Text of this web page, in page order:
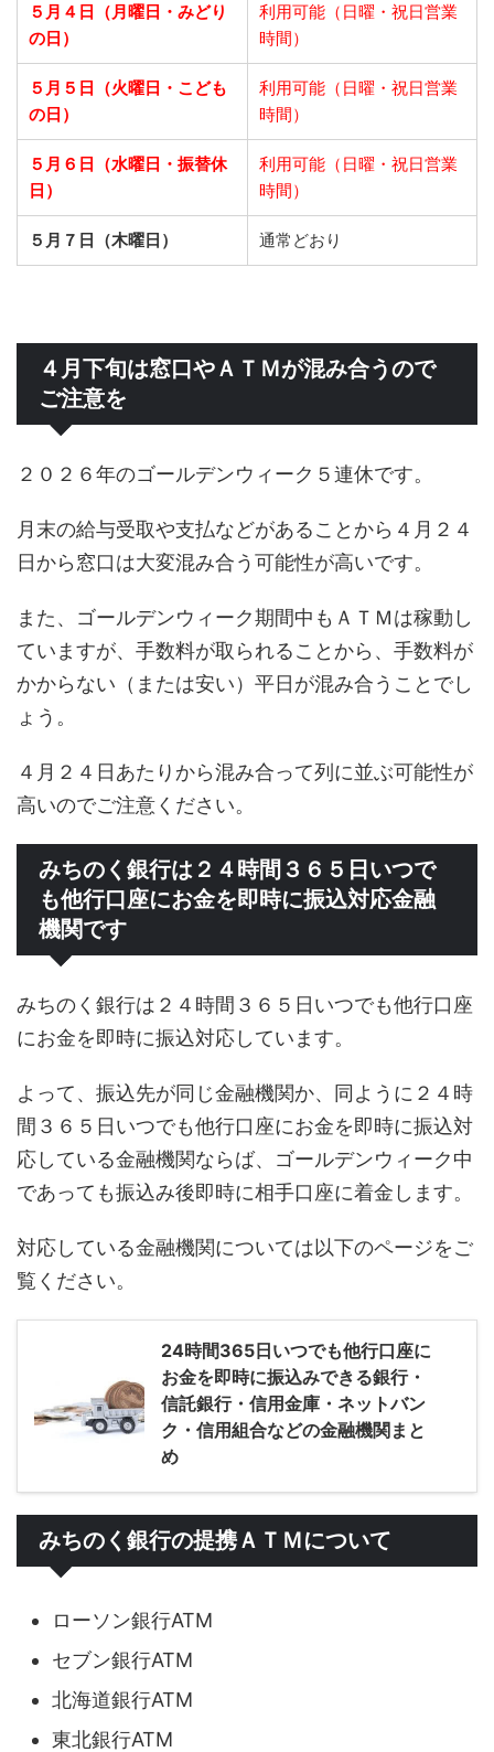
５月４日（月曜日・みどり
の日）
利用可能（日曜・祝日営業
時間）
５月５日（火曜日・こども
の日）
利用可能（日曜・祝日営業
時間）
５月６日（水曜日・振替休
日）
利用可能（日曜・祝日営業
時間）
５月７日（木曜日） 通常どおり
４月下旬は窓口やＡＴＭが混み合うので
ご注意を
２０２６年のゴールデンウィーク５連休です。
月末の給与受取や支払などがあることから４月２４
日から窓口は大変混み合う可能性が高いです。
また、ゴールデンウィーク期間中もＡＴＭは稼動し
ていますが、手数料が取られることから、手数料が
かからない（または安い）平日が混み合うことでし
ょう。
４月２４日あたりから混み合って列に並ぶ可能性が
高いのでご注意ください。
みちのく銀行は２４時間３６５日いつで
も他行口座にお金を即時に振込対応金融
機関です
みちのく銀行は２４時間３６５日いつでも他行口座
にお金を即時に振込対応しています。
よって、振込先が同じ金融機関か、同ように２４時
間３６５日いつでも他行口座にお金を即時に振込対
応している金融機関ならば、ゴールデンウィーク中
であっても振込み後即時に相手口座に着金します。
対応している金融機関については以下のページをご
覧ください。
24時間365日いつでも他行口座に
お金を即時に振込みできる銀行・
信託銀行・信用金庫・ネットバン
ク・信用組合などの金融機関まと
め
みちのく銀行の提携ＡＴＭについて
ローソン銀行ATM
セブン銀行ATM
北海道銀行ATM
東北銀行ATM